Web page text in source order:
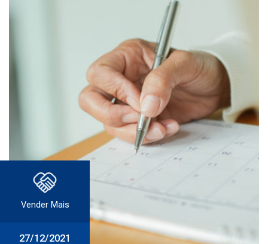
Vender Mais
27/12/2021